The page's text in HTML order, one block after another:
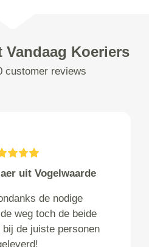
Vandaag Koeriers
customer reviews
uit Vogelwaarde
de nodige
weg toch de beide
de juiste personen